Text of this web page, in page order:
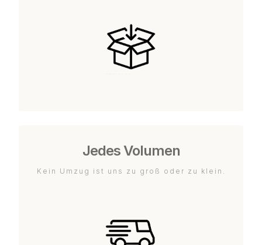
Jedes Volumen
Kein Umzug ist uns zu groß oder zu klein.